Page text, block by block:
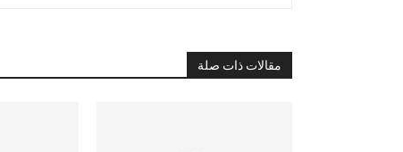
مقالات ذات صلة